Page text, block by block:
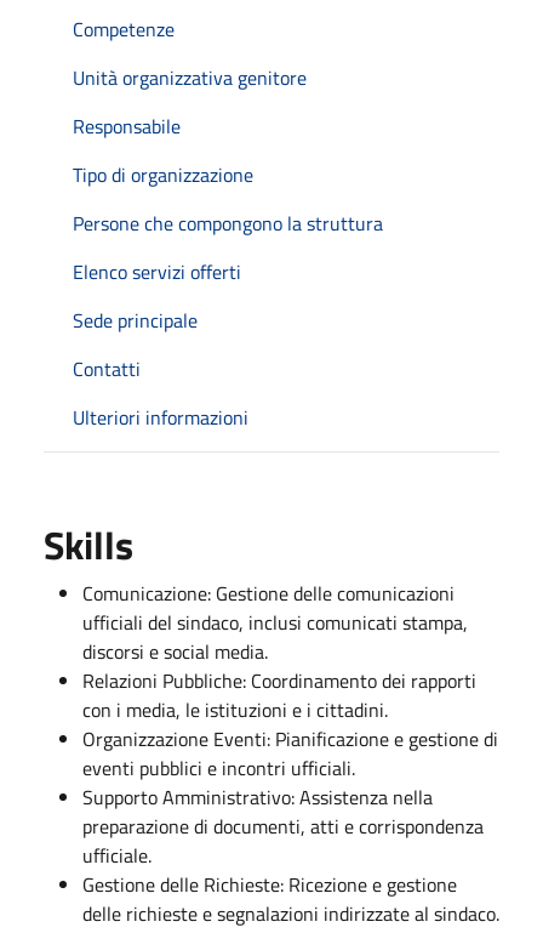
Competenze
Unità organizzativa genitore
Responsabile
Tipo di organizzazione
Persone che compongono la struttura
Elenco servizi offerti
Sede principale
Contatti
Ulteriori informazioni
Skills
Comunicazione: Gestione delle comunicazioni
ufficiali del sindaco, inclusi comunicati stampa,
discorsi e social media.
Relazioni Pubbliche: Coordinamento dei rapporti
con i media, le istituzioni e i cittadini.
Organizzazione Eventi: Pianificazione e gestione di
eventi pubblici e incontri ufficiali.
Supporto Amministrativo: Assistenza nella
preparazione di documenti, atti e corrispondenza
ufficiale.
Gestione delle Richieste: Ricezione e gestione
delle richieste e segnalazioni indirizzate al sindaco.